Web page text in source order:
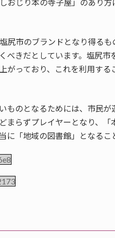
おじり本の寺子屋」のあり
尻市のブランドとなり得る
べきだとしています。塩尻
がっており、これを利用す
ものとなるためには、市民
まらずプレイヤーとなり、
に「地域の図書館」となるこ